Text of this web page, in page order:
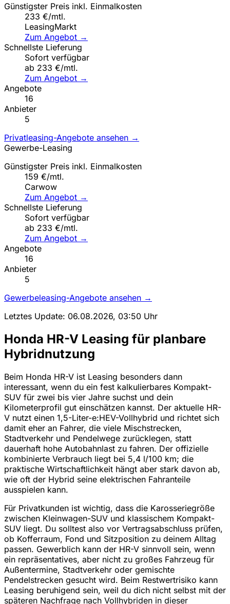
Günstigster Preis inkl. Einmalkosten
233 €/mtl.
LeasingMarkt
Zum Angebot →
Schnellste Lieferung
Sofort verfügbar
ab 233 €/mtl.
Zum Angebot →
Angebote
16
Anbieter
5
Privatleasing-Angebote ansehen →
Gewerbe-Leasing
Günstigster Preis inkl. Einmalkosten
159 €/mtl.
Carwow
Zum Angebot →
Schnellste Lieferung
Sofort verfügbar
ab 233 €/mtl.
Zum Angebot →
Angebote
16
Anbieter
5
Gewerbeleasing-Angebote ansehen →
Letztes Update: 06.08.2026, 03:50 Uhr
Honda HR-V Leasing für planbare
Hybridnutzung
Beim Honda HR-V ist Leasing besonders dann
interessant, wenn du ein fest kalkulierbares Kompakt-
SUV für zwei bis vier Jahre suchst und dein
Kilometerprofil gut einschätzen kannst. Der aktuelle HR-
V nutzt einen 1,5-Liter-e:HEV-Vollhybrid und richtet sich
damit eher an Fahrer, die viele Mischstrecken,
Stadtverkehr und Pendelwege zurücklegen, statt
dauerhaft hohe Autobahnlast zu fahren. Der offizielle
kombinierte Verbrauch liegt bei 5,4 l/100 km; die
praktische Wirtschaftlichkeit hängt aber stark davon ab,
wie oft der Hybrid seine elektrischen Fahranteile
ausspielen kann.
Für Privatkunden ist wichtig, dass die Karosseriegröße
zwischen Kleinwagen-SUV und klassischem Kompakt-
SUV liegt. Du solltest also vor Vertragsabschluss prüfen,
ob Kofferraum, Fond und Sitzposition zu deinem Alltag
passen. Gewerblich kann der HR-V sinnvoll sein, wenn
ein repräsentatives, aber nicht zu großes Fahrzeug für
Außentermine, Stadtverkehr oder gemischte
Pendelstrecken gesucht wird. Beim Restwertrisiko kann
Leasing beruhigend sein, weil du dich nicht selbst mit der
späteren Nachfrage nach Vollhybriden in dieser